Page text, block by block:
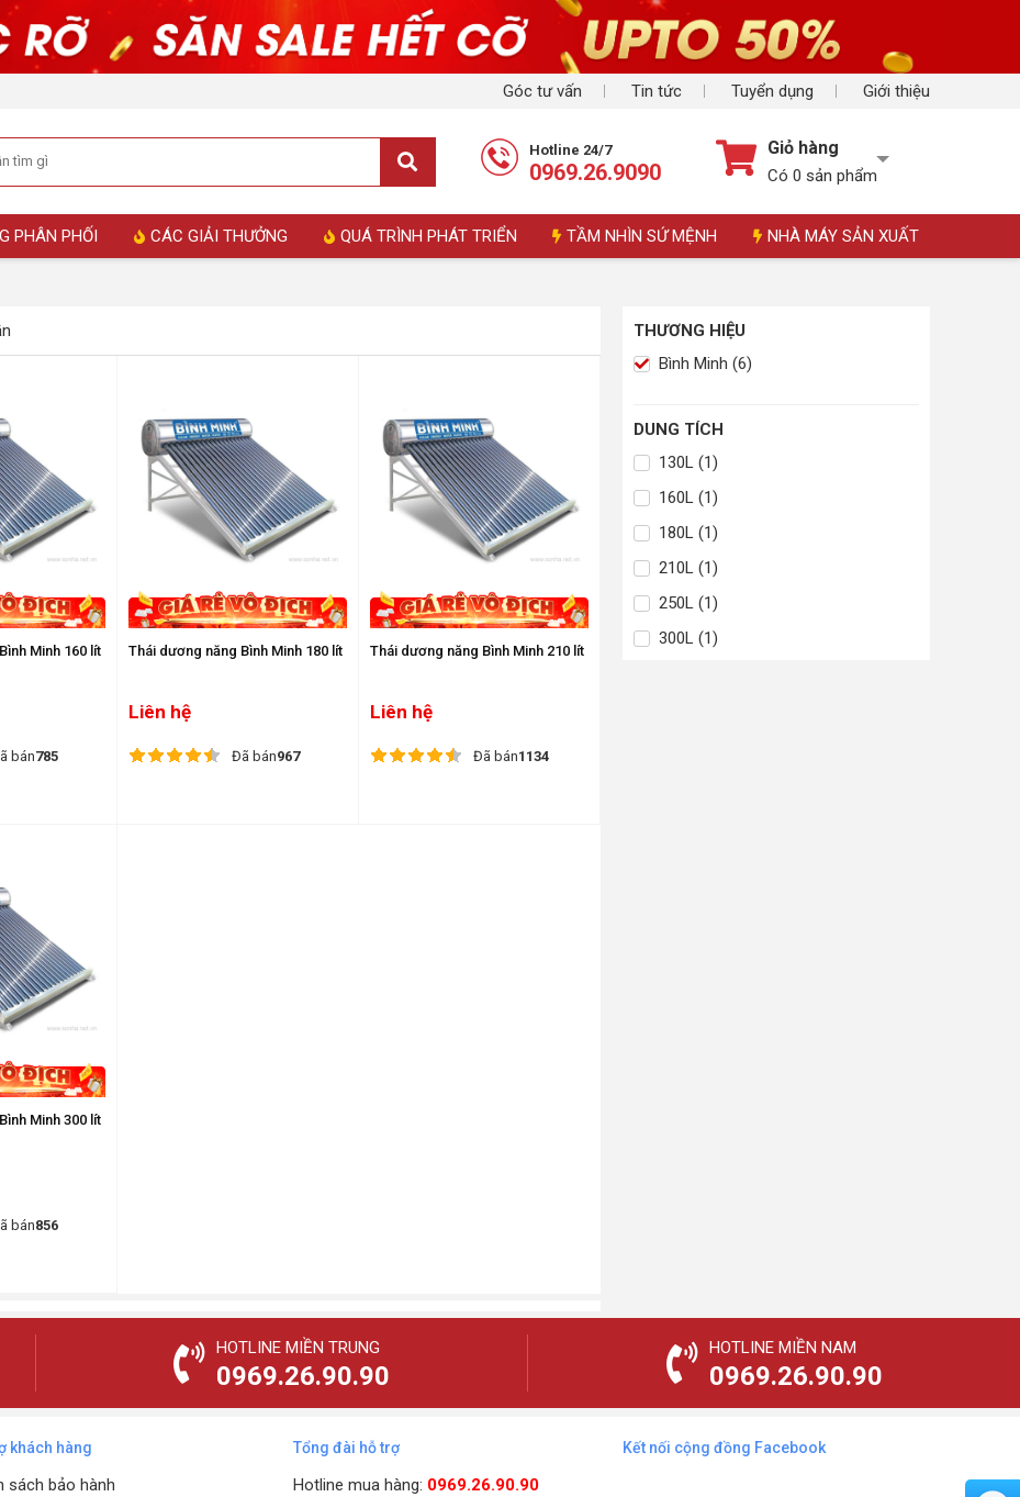
Góc tư vấn Tin tức Tuyển dụng Giới thiệu
Hotline 24/7
0969.26.9090
Giỏ hàng
Có 0 sản phẩm
PHÂN PHỐI CÁC GIẢI THƯỞNG QUÁ TRÌNH PHÁT TRIỂN TẦM NHÌN SỨ MỆNH NHÀ MÁY SẢN XUẤT
Minh 160 lít
bán785
Thái dương năng Bình Minh 180 lít
Liên hệ
Đã bán967
Thái dương năng Bình Minh 210 lít
Liên hệ
Đã bán1134
Minh 300 lít
bán856
THƯƠNG HIỆU
Bình Minh (6)
DUNG TÍCH
130L (1)
160L (1)
180L (1)
210L (1)
250L (1)
300L (1)
HOTLINE MIỀN TRUNG
0969.26.90.90
HOTLINE MIỀN NAM
0969.26.90.90
khách hàng
sách bảo hành
Tổng đài hỗ trợ
Hotline mua hàng: 0969.26.90.90
Kết nối cộng đồng Facebook